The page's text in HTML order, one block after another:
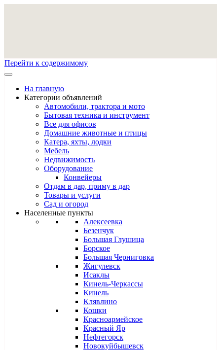
Перейти к содержимому
На главную
Категории объявлений
Автомобили, трактора и мото
Бытовая техника и инструмент
Все для офисов
Домашние животные и птицы
Катера, яхты, лодки
Мебель
Недвижимость
Оборудование
Конвейеры
Отдам в дар, приму в дар
Товары и услуги
Сад и огород
Населенные пункты
Алексеевка
Безенчук
Большая Глушица
Борское
Большая Черниговка
Жигулевск
Исаклы
Кинель-Черкассы
Кинель
Клявлино
Кошки
Красноармейское
Красный Яр
Нефтегорск
Новокуйбышевск